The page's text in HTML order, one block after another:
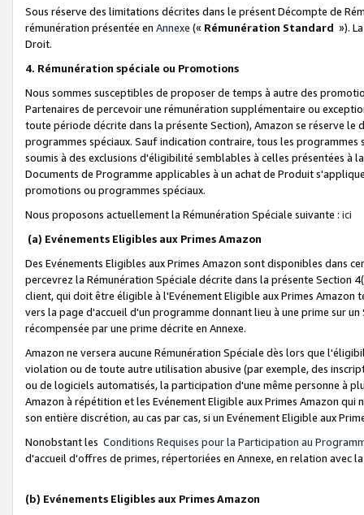
Sous réserve des limitations décrites dans le présent Décompte de
rémunération présentée en Annexe (« Rémunération Standard »).
Droit.
4. Rémunération spéciale ou Promotions
Nous sommes susceptibles de proposer de temps à autre des
Partenaires de percevoir une rémunération supplémentaire ou
toute période décrite dans la présente Section), Amazon se réserve
programmes spéciaux. Sauf indication contraire, tous les
soumis à des exclusions d'éligibilité semblables à celles présentées à
Documents de Programme applicables à un achat de Produit
promotions ou programmes spéciaux.
Nous proposons actuellement la Rémunération Spéciale suivante : ici
(a) Evénements Eligibles aux Primes Amazon
Des Evénements Eligibles aux Primes Amazon sont disponibles dans
percevrez la Rémunération Spéciale décrite dans la présente Section
client, qui doit être éligible à l'Evénement Eligible aux Primes Amazon
vers la page d'accueil d'un programme donnant lieu à une prime sur
récompensée par une prime décrite en Annexe.
Amazon ne versera aucune Rémunération Spéciale dès lors que
violation ou de toute autre utilisation abusive (par exemple, des
ou de logiciels automatisés, la participation d'une même personne à
Amazon à répétition et les Evénement Eligible aux Primes Amazon qui
son entière discrétion, au cas par cas, si un Evénement Eligible aux
Nonobstant les Conditions Requises pour la Participation au
d'accueil d'offres de primes, répertoriées en Annexe, en relation avec
(b) Evénements Eligibles aux Primes Amazon